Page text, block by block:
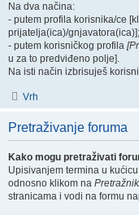
Na dva načina:
- putem profila korisnika/ce
prijatelja(ica)/gnjavatora(ica)];
- putem korisničkog profila
u za to predviđeno polje].
Na isti način izbrisuješ
Vrh
Pretraživanje foruma
Kako mogu pretraživati
Upisivanjem termina u
odnosno klikom na
stranicama i vodi na formu